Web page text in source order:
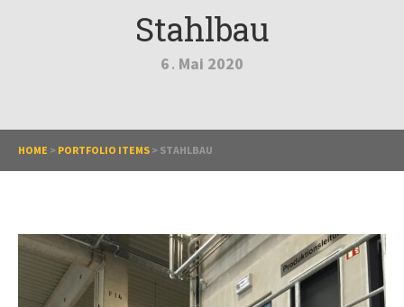
Stahlbau
6 . Mai 2020
HOME > PORTFOLIO ITEMS > STAHLBAU